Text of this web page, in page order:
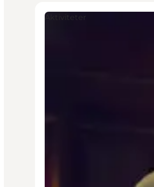
Aktiviteter